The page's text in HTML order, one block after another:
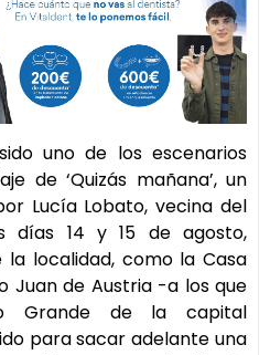
uno de los escenarios
de ‘Quizás mañana’, un
Lucía Lobato, vecina del
días 14 y 15 de agosto,
la localidad, como la Casa
Juan de Austria -a los que
Grande de la capital
para sacar adelante una